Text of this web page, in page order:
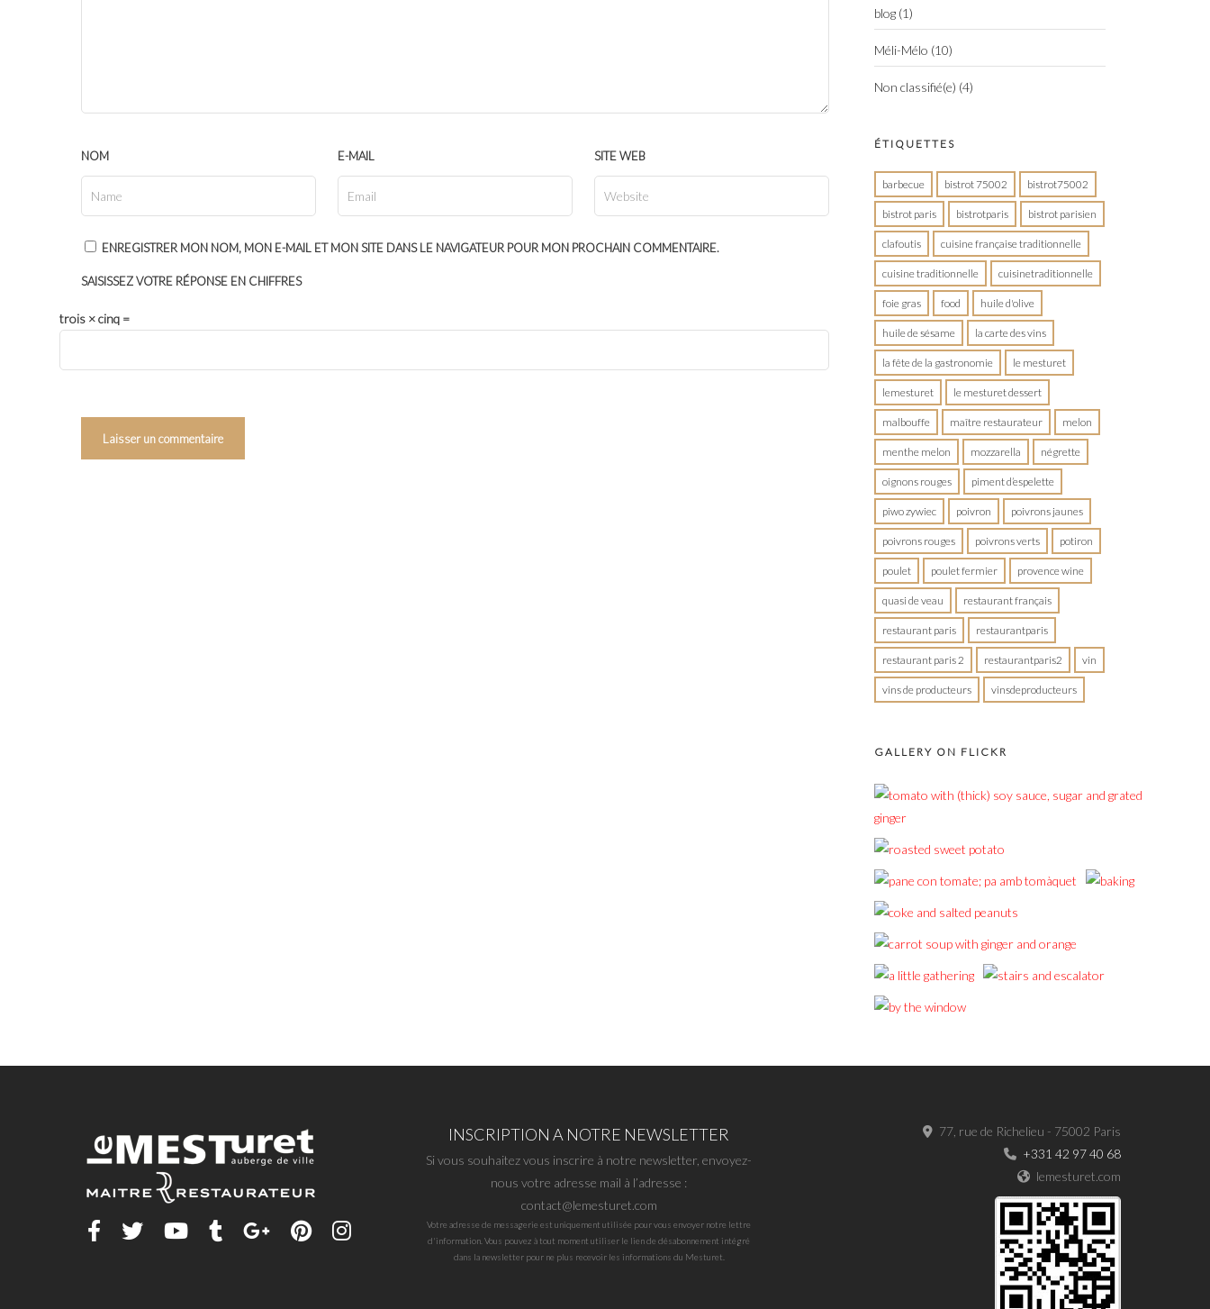
NOM E-MAIL SITE WEB
ENREGISTRER MON NOM, MON E-MAIL ET MON SITE DANS LE NAVIGATEUR POUR MON PROCHAIN COMMENTAIRE.
SAISISSEZ VOTRE RÉPONSE EN CHIFFRES
trois × cinq =
blog (1)
Méli-Mélo (10)
Non classifié(e) (4)
ÉTIQUETTES
barbecue bistrot 75002 bistrot75002
bistrot paris bistrotparis bistrot parisien
clafoutis cuisine française traditionnelle
cuisine traditionnelle cuisinetraditionnelle
foie gras food huile d'olive
huile de sésame la carte des vins
la fête de la gastronomie le mesturet
lemesturet le mesturet dessert
malbouffe maître restaurateur melon
menthe melon mozzarella négrette
oignons rouges piment d’espelette
piwo zywiec poivron poivrons jaunes
poivrons rouges poivrons verts potiron
poulet poulet fermier provence wine
quasi de veau restaurant français
restaurant paris restaurantparis
restaurant paris 2 restaurantparis2 vin
vins de producteurs vinsdeproducteurs
GALLERY ON FLICKR
INSCRIPTION A NOTRE NEWSLETTER
Si vous souhaitez vous inscrire à notre newsletter, envoyez-
nous votre adresse mail à l’adresse :
contact@lemesturet.com
Votre adresse de messagerie est uniquement utilisée pour vous envoyer notre lettre
d'information. Vous pouvez à tout moment utiliser le lien de désabonnement intégré
dans la newsletter pour ne plus recevoir les informations du Mesturet.
77, rue de Richelieu - 75002 Paris
+331 42 97 40 68
lemesturet.com